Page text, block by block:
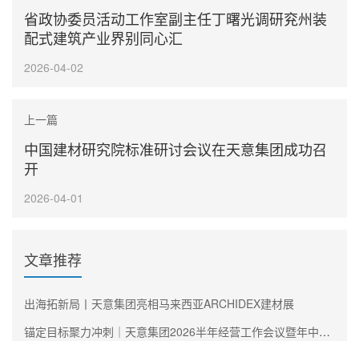
省政协委员活动工作室副主任丁曙光调研兖州装
配式建筑产业界别同心汇
2026-04-02
上一篇
中国建材研究院标准研讨会议在天意集团成功召
开
2026-04-01
文章推荐
出海拓新局丨天意集团亮相马来西亚ARCHIDEX建材展
锚定目标聚力冲刺｜天意集团2026半年经营工作会议暨年中述职大会圆满召开